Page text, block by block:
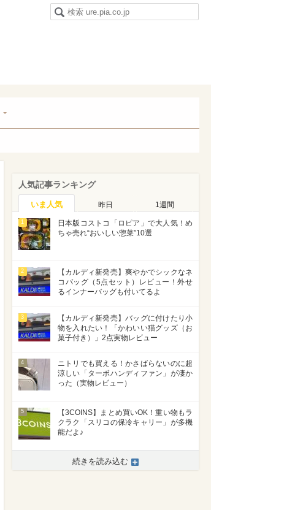
人気記事ランキング
いま人気 昨日 1週間
1
日本版コストコ「ロピア」で大人気！め
ちゃ売れ“おいしい惣菜”10選
2
【カルディ新発売】爽やかでシックなネ
コバッグ（5点セット）レビュー！外せ
るインナーバッグも付いてるよ
3
【カルディ新発売】バッグに付けたり小
物を入れたい！「かわいい猫グッズ（お
菓子付き）」2点実物レビュー
4
ニトリでも買える！かさばらないのに超
涼しい「ターボハンディファン」が凄か
った（実物レビュー）
5
【3COINS】まとめ買いOK！重い物もラ
クラク「スリコの保冷キャリー」が多機
能だよ♪
続きを読み込む